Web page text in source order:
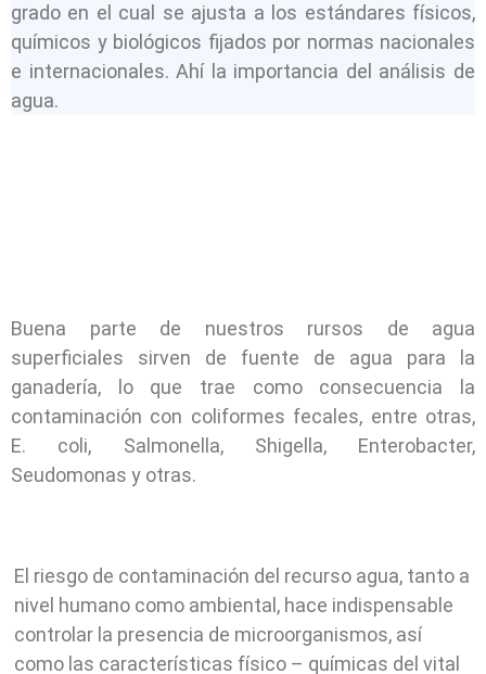
grado en el cual se ajusta a los estándares físicos,
químicos y biológicos fijados por normas nacionales
e internacionales. Ahí la importancia del análisis de
agua.
Buena parte de nuestros rursos de agua
superficiales sirven de fuente de agua para la
ganadería, lo que trae como consecuencia la
contaminación con coliformes fecales, entre otras,
E. coli, Salmonella, Shigella, Enterobacter,
Seudomonas y otras.
El riesgo de contaminación del recurso agua, tanto a
nivel humano como ambiental, hace indispensable
controlar la presencia de microorganismos, así
como las características físico – químicas del vital